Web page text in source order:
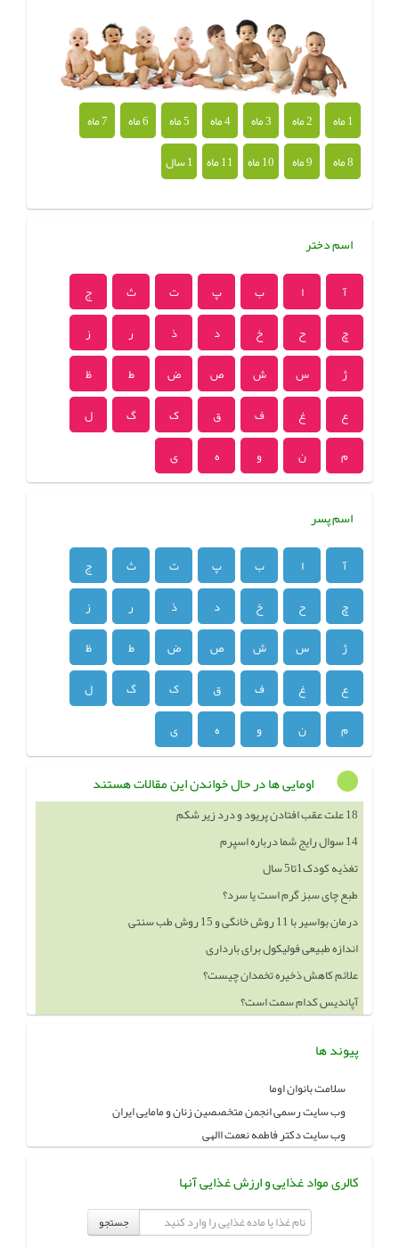
1 ماه 2 ماه 3 ماه 4 ماه 5 ماه 6 ماه
7 ماه
8 ماه
9 ماه 10 ماه 11 ماه 1 سال
اسم دختر
آ ا ب پ ت ث
ج
چ
ح خ د ذ ر
ز
ژ
س ش ص ض ط
ظ
ع
غ ف ق ک گ
ل
م
ن و ه ی
اسم پسر
آ ا ب پ ت ث
ج
چ
ح خ د ذ ر
ز
ژ
س ش ص ض ط
ظ
ع
غ ف ق ک گ
ل
م
ن و ه ی
اومایی ها در حال خواندن این مقالات هستند
18 علت عقب افتادن پریود و درد زیر شکم
14 سوال رایج شما درباره اسپرم
تغذیه کودک1تا5 سال
طبع چای سبز گرم است یا سرد؟
درمان بواسیر با 11 روش خانگی و 15 روش طب سنتی
اندازه طبیعی فولیکول برای بارداری
علائم کاهش ذخیره تخمدان چیست؟
آپاندیس کدام سمت است؟
پیوند ها
سلامت بانوان اوما
وب سایت رسمی انجمن متخصصین زنان و مامایی ایران
وب سایت دکتر فاطمه نعمت االهی
کالری مواد غذایی و ارزش غذایی آنها
جستجو